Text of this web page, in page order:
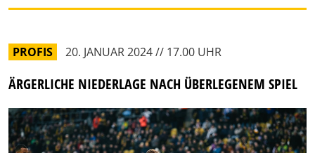
PROFIS 20. JANUAR 2024 // 17.00 UHR
ÄRGERLICHE NIEDERLAGE NACH ÜBERLEGENEM SPIEL